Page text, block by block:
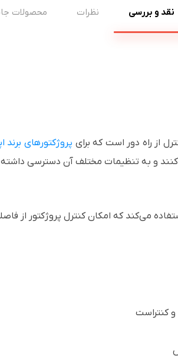
نقد و بررسی نظرات محصولات
پروژکتورهای برند
کنند و به تنظیمات مختلف آن دسترسی
کنتراست